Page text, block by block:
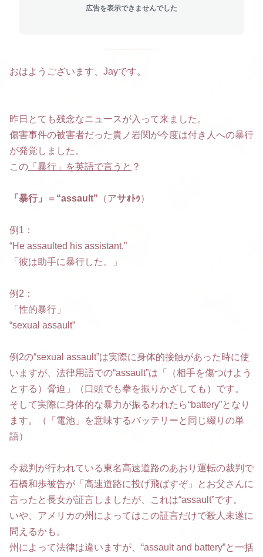
広告を表示できませんでした
おはようございます、Jayです。
昨日とても残念なニュースが入って来ました。
傷害事件の被害者だった貴ノ岩関が今度は付き人への暴行
が発覚しました。
この 「暴行」を英語で言うと ？
「暴行」 ＝ “assault” （アサｫﾄｩ）
例1：
“He assaulted his assistant.”
「彼は助手に暴行した。」
例2：
「性的暴行」
“sexual assault”
例2の“sexual assault”は実際に身体的接触があった時に使
いますが、法律用語での“assault”は「（相手を傷つけよう
とする）脅迫」（口頭でも拳を振りかざしても）です。
そして実際に身体的な暴力が振るわれたら“battery”となり
ます。（「電池」を意味するバッテリーと同じ綴りの単
語）
今裁判が行われている東名高速道路のあおり運転の裁判で
石橋和歩被告が「高速道路に投げ飛ばすぞ」とお父さんに
言ったと長女が証言しましたが、これは“assault”です。
いや、アメリカの州によってはこの証言だけで殺人未遂に
問えるかも。
州によって法律は違いますが、“assault and battery”と一括